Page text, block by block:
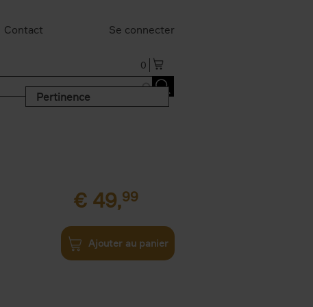
Contact Se connecter
0
Pertinence
€ 49,99
Ajouter au panier